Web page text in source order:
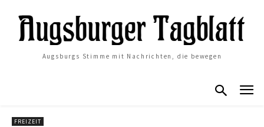
Augsburgs Stimme mit Nachrichten, die bewegen
FREIZEIT